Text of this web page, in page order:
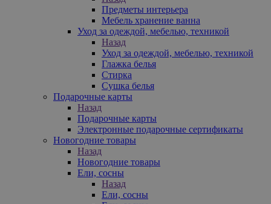
Предметы интерьера
Мебель хранение ванна
Уход за одеждой, мебелью, техникой
Назад
Уход за одеждой, мебелью, техникой
Глажка белья
Стирка
Сушка белья
Подарочные карты
Назад
Подарочные карты
Электронные подарочные сертификаты
Новогодние товары
Назад
Новогодние товары
Ели, сосны
Назад
Ели, сосны